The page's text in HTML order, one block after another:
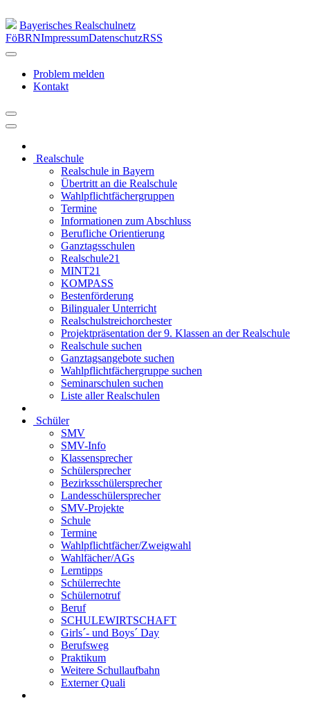
Bayerisches Realschulnetz
FöBRNImpressumDatenschutzRSS
Problem melden
Kontakt
Realschule
Realschule in Bayern
Übertritt an die Realschule
Wahlpflichtfächergruppen
Termine
Informationen zum Abschluss
Berufliche Orientierung
Ganztagsschulen
Realschule21
MINT21
KOMPASS
Bestenförderung
Bilingualer Unterricht
Realschulstreichorchester
Projektpräsentation der 9. Klassen an der Realschule
Realschule suchen
Ganztagsangebote suchen
Wahlpflichtfächergruppe suchen
Seminarschulen suchen
Liste aller Realschulen
Schüler
SMV
SMV-Info
Klassensprecher
Schülersprecher
Bezirksschülersprecher
Landesschülersprecher
SMV-Projekte
Schule
Termine
Wahlpflichtfächer/Zweigwahl
Wahlfächer/AGs
Lerntipps
Schülerrechte
Schülernotruf
Beruf
SCHULEWIRTSCHAFT
Girls´- und Boys´ Day
Berufsweg
Praktikum
Weitere Schullaufbahn
Externer Quali